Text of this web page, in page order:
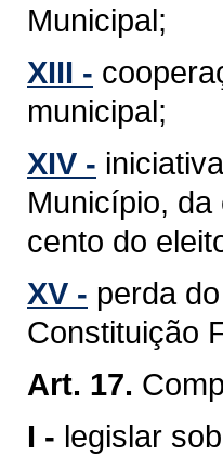
Municipal;
XIII -
municipal;
XIV -
Município,
cento do
XV - perda
Constituição
Art. 17.
I - legislar